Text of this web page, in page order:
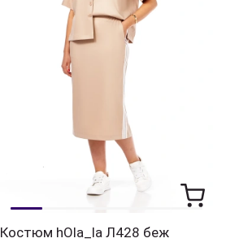
Костюм hOla_la Л428 беж